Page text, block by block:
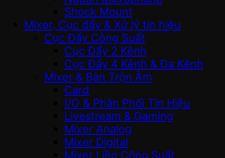
Shock Mount
Mixer, Cục đẩy & Xử lý tín hiệu
Cục Đẩy Công Suất
Cục Đẩy 2 Kênh
Cục Đẩy 4 Kênh & Đa Kênh
Mixer & Bàn Trộn Âm
Card
I/O & Phân Phối Tín Hiệu
Livestream & Gaming
Mixer Analog
Mixer Digital
Mixer Liền Công Suất